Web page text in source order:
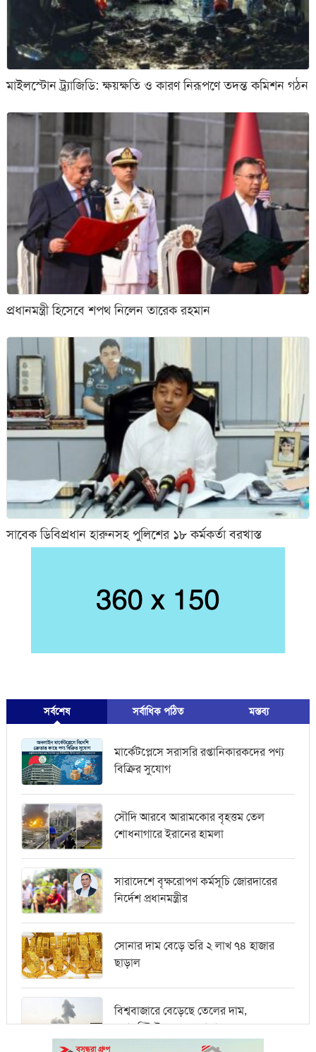
মাইলস্টোন ট্র্যাজিডি: ক্ষয়ক্ষতি ও কারণ নিরূপণে তদন্ত কমিশন গঠন
প্রধানমন্ত্রী হিসেবে শপথ নিলেন তারেক রহমান
সাবেক ডিবিপ্রধান হারুনসহ পুলিশের ১৮ কর্মকর্তা বরখাস্ত
সর্বশেষ সর্বাধিক পঠিত মস্তব্য
মার্কেটপ্লেসে সরাসরি রপ্তানিকারকদের পণ্য
বিক্রির সুযোগ
সৌদি আরবে আরামকোর বৃহত্তম তেল
শোধনাগারে ইরানের হামলা
সারাদেশে বৃক্ষরোপণ কর্মসূচি জোরদারের
নির্দেশ প্রধানমন্ত্রীর
সোনার দাম বেড়ে ভরি ২ লাখ ৭৪ হাজার
ছাড়াল
বিশ্ববাজারে বেড়েছে তেলের দাম,
ওয়ালস্ট্রিটে পতনের আভাস